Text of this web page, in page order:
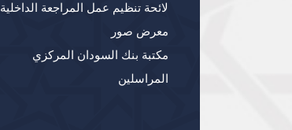
لائحة تنظيم عمل المراجعة الداخلية
معرض صور
مكتبة بنك السودان المركزي
المراسلين